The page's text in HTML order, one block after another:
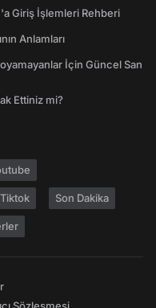
Giriş İşlemleri Rehberi
Anlamları
İçin Güncel San
Ettiniz mi?
Tiktok Son Dakika